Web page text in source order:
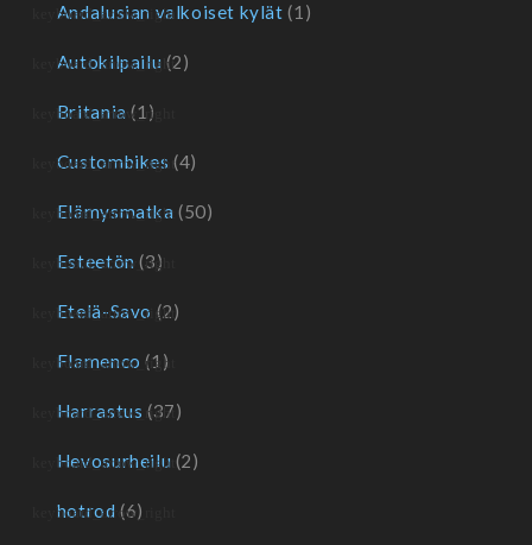
Andalusian valkoiset kylät (1)
Autokilpailu (2)
Britania (1)
Custombikes (4)
Elämysmatka (50)
Esteetön (3)
Etelä-Savo (2)
Flamenco (1)
Harrastus (37)
Hevosurheilu (2)
hotrod (6)